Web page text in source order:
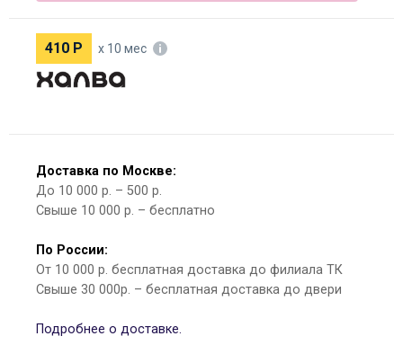
410 Р х 10 мес
Доставка по Москве:
До 10 000 р. – 500 р.
Свыше 10 000 р. – бесплатно
По России:
От 10 000 р. бесплатная доставка до филиала ТК
Свыше 30 000р. – бесплатная доставка до двери
Подробнее о доставке.